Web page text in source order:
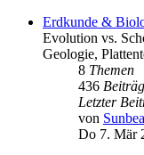
Erdkunde &
Evolution vs.
Geologie,
8 Themen
436
Letzter
von
Do 7. Mär